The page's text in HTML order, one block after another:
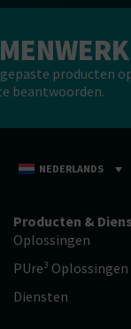
voor
de meest
producten
beantwoorden.
NEDERLANDS
Producten &
Oplossingen
PUre³ Oplossingen
Diensten